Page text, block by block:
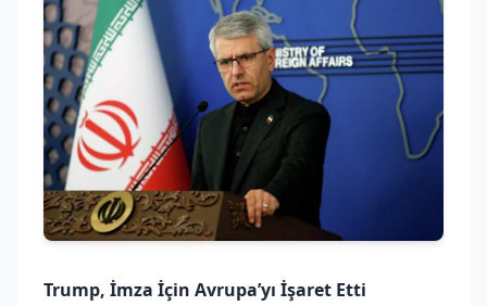
Trump, İmza İçin Avrupa’yı İşaret Etti